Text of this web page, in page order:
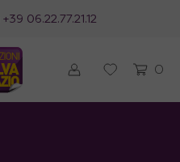
+39 06.22.77.21.12
0